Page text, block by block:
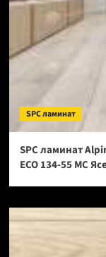
SPC ламинат
SPC ламинат
ECO 134-55 МС